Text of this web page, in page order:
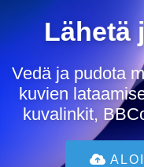
Lähetä
Vedä ja pudota
kuvien
kuvalinkit,